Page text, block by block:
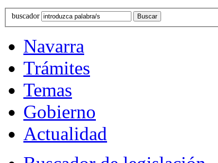
buscador
Navarra
Trámites
Temas
Gobierno
Actualidad